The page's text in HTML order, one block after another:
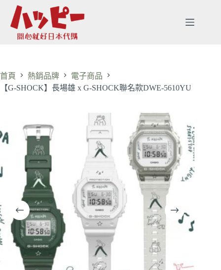
首頁 熱銷品牌
電子商品
【G-SHOCK】長場雄 x G-SHOCK聯名款DWE-5610YU